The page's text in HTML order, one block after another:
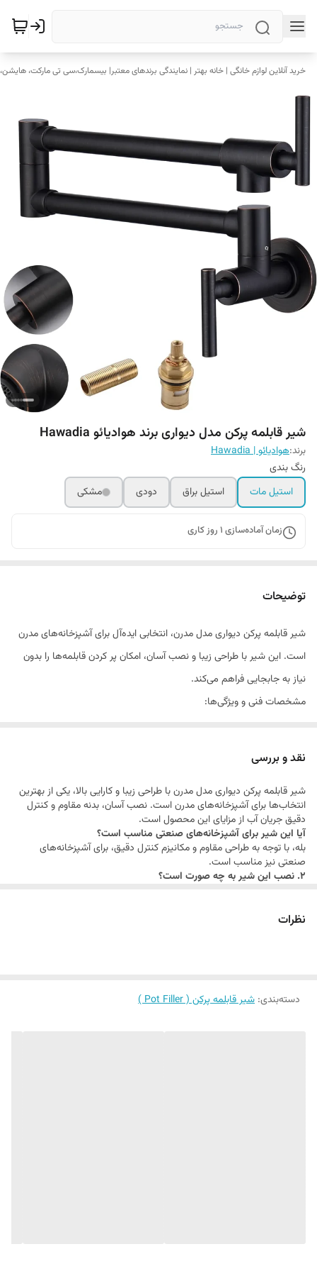
خرید آنلاین لوازم خانگی | خانه بهتر | نمایندگی برندهای معتبر| بیسمارک،سی تی مارکت،
شیر قابلمه پرکن مدل دیواری برند هوادیائو Hawadia
برند:هوادیائو | Hawadia
رنگ بندی
استیل مات
استیل براق دودی مشکی
زمان آماده‌سازی 1 روز کاری
توضیحات
شیر قابلمه پرکن دیواری مدل مدرن، انتخابی ایده‌آل برای آشپزخانه‌های مدرن
است. این شیر با طراحی زیبا و نصب آسان، امکان پر کردن قابلمه‌ها را بدون
نیاز به جابجایی فراهم می‌کند.
مشخصات فنی و ویژگی‌ها:
مکانیزم: دو دسته برای کنترل بهتر جریان آب
مناسب برای:آشپزخانه‌های خانگی و صنعتی
لینک‌های داخلی پیشنهادی:
شیرآلات آشپزخانه
شیرآلات دیواری
نقد و بررسی
شیر قابلمه پرکن دیواری مدل مدرن با طراحی زیبا و کارایی بالا، یکی از بهترین
انتخاب‌ها برای آشپزخانه‌های مدرن است. نصب آسان، بدنه مقاوم و کنترل
دقیق جریان آب از مزایای این محصول است.
آیا این شیر برای آشپزخانه‌های صنعتی مناسب است؟
بله، با توجه به طراحی مقاوم و مکانیزم کنترل دقیق، برای آشپزخانه‌های
صنعتی نیز مناسب است.
2. نصب این شیر به چه صورت است؟
3. آیا امکان تنظیم دمای آب وجود دارد؟
می‌شود.
نظرات
دسته‌بندی: شیر قابلمه‌ پرکن ( Pot Filler )